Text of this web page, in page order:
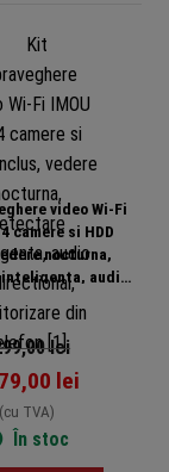
video Wi-Fi
camere si HDD
nocturna,
audio
telefon
lei
lei
(cu TVA)
În stoc